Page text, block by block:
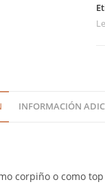
INFORMACIÓN
corpiño o como